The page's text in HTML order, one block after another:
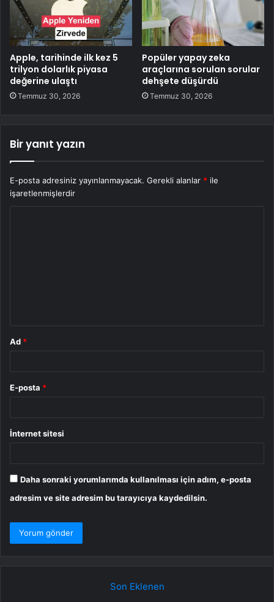
Apple, tarihinde ilk kez 5
trilyon dolarlık piyasa
değerine ulaştı
Temmuz 30, 2026
Popüler yapay zeka
araçlarına sorulan sorular
dehşete düşürdü
Temmuz 30, 2026
Bir yanıt yazın
E-posta adresiniz yayınlanmayacak. Gerekli alanlar * ile
işaretlenmişlerdir
Ad *
E-posta *
İnternet sitesi
Daha sonraki yorumlarımda kullanılması için adım, e-posta
adresim ve site adresim bu tarayıcıya kaydedilsin.
Son Eklenen